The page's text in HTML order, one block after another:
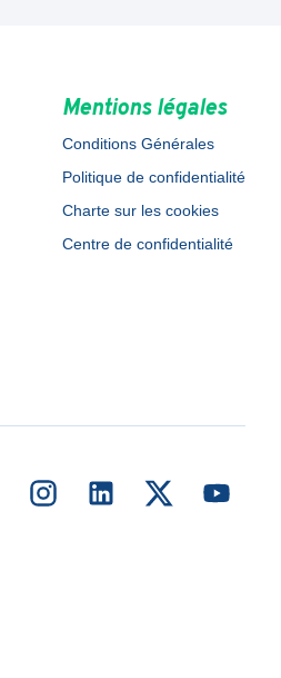
Mentions légales
Conditions Générales
Politique de confidentialité
Charte sur les cookies
Centre de confidentialité